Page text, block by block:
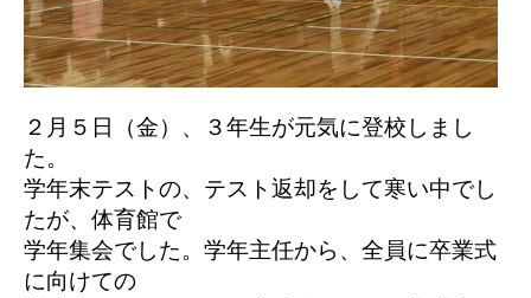
２月５日（金）、３年生が元気に登校しまし
た。
学年末テストの、テスト返却をして寒い中でし
たが、体育館で
学年集会でした。学年主任から、全員に卒業式
に向けての